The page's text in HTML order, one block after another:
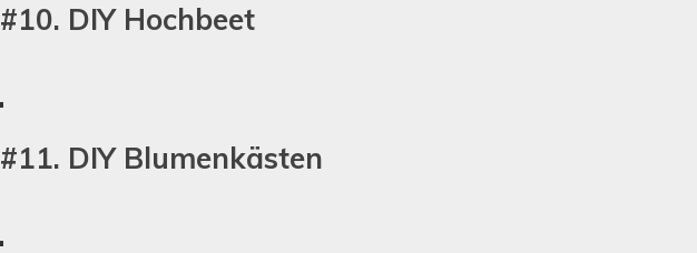
#10. DIY Hochbeet
#11. DIY Blumenkästen